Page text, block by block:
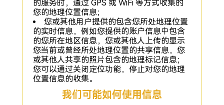
的服务时，通过 GPS 或 WiFi 等方式收集的
您的地理位置信息；
您或其他用户提供的包含您所处地理位置
的实时信息，例如您提供的账户信息中包含
的您所在地区信息，您或其他人上传的显示
您当前或曾经所处地理位置的共享信息，您
或其他人共享的照片包含的地理标记信息；
您可以通过关闭定位功能，停止对您的地理
位置信息的收集。
我们可能如何使用信息